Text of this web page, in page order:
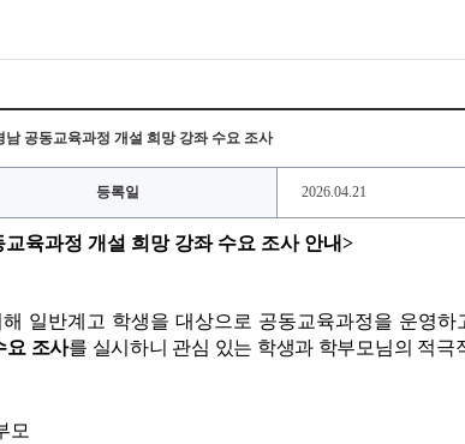
남 공동교육과정 개설 희망 강좌 수요 조사
등록일 2026.04.21
교육과정 개설 희망 강좌 수요 조사 안내>
일반계고 학생을 대상으로 공동교육과정을 운영하
요 조사를 실시하니 관심 있는 학생과 학부모님의 적극
모